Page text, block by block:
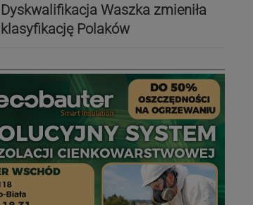
Dyskwalifikacja Waszka zmieniła
klasyfikację Polaków